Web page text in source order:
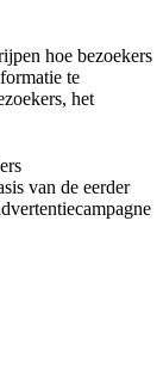
hoe bezoekers
te
het
van de eerder